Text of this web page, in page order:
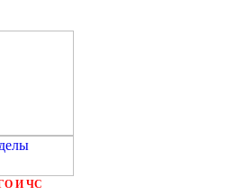
И ЧС